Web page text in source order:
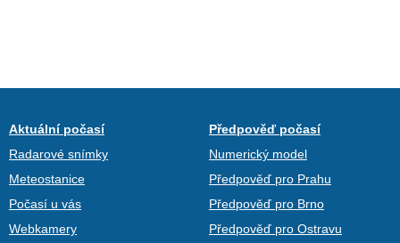
Aktuální počasí
Radarové snímky
Meteostanice
Počasí u vás
Webkamery
Předpověď počasí
Numerický model
Předpověď pro Prahu
Předpověď pro Brno
Předpověď pro Ostravu